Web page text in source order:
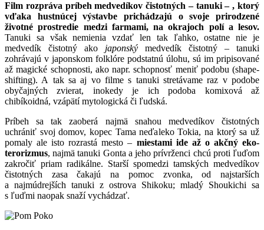
Film rozpráva príbeh medvedíkov čistotných – tanuki – , ktorý
vďaka hustnúcej výstavbe prichádzajú o svoje prirodzené
životné prostredie medzi farmami, na okrajoch polí a lesov.
Tanuki sa však nemienia vzdať len tak ľahko, ostatne nie je
medvedík čistotný ako japonský medvedík čistotný – tanuki
zohrávajú v japonskom folklóre podstatnú úlohu, sú im pripisované
až magické schopnosti, ako napr. schopnosť meniť podobu (shape-
shifting). A tak sa aj vo filme s tanuki stretávame raz v podobe
obyčajných zvierat, inokedy je ich podoba komixová až
chibíkoidná, vzápätí mytologická či ľudská.
Príbeh sa tak zaoberá najmä snahou medvedíkov čistotných
uchrániť svoj domov, kopec Tama neďaleko Tokia, na ktorý sa už
pomaly ale isto rozrastá mesto – miestami ide až o akčný eko-
terorizmus, najmä tanuki Gonta a jeho prívrženci chcú proti ľuďom
zakročiť priam radikálne. Starší spomedzi tamských medvedíkov
čistotných zasa čakajú na pomoc zvonka, od najstarších
a najmúdrejších tanuki z ostrova Shikoku; mladý Shoukichi sa
s ľuďmi naopak snaží vychádzať.